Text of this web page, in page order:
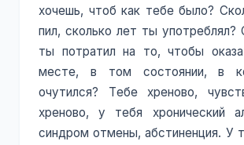
хочешь, чтоб как тебе было?
пил, сколько лет ты употреблял?
ты потратил на то, чтобы
месте, в том состоянии, в
очутился? Тебе хреново,
хреново, у тебя хронический
синдром отмены, абстиненция. У